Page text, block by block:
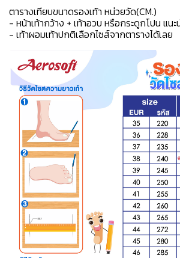
ตารางเทียบขนาดรองเท้า หน่วยวัด(CM.)
- หน้าเท้ากว้าง + เท้าอวบ หรือกระดูกโปน แนะ
- เท้าผอมเท้าปกติเลือกไซส์จากตารางได้เลย